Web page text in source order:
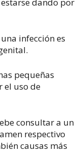
infección es
pequeñas
el uso de
consultar a un
respectivo
causas más